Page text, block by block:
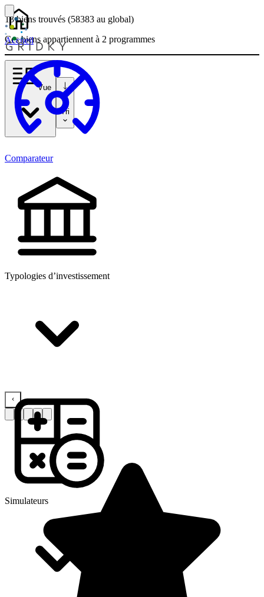
Accueil
Comparateur
Typologies d’investissement
Simulateurs
13 biens trouvés (58383 au global)
Ces biens appartiennent à 2 programmes
Vue
Tri